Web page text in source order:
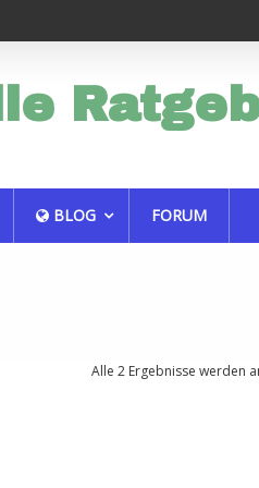
BLOG FORUM
Alle 2 Ergebnisse werden